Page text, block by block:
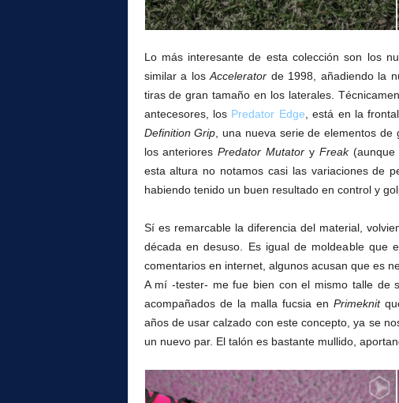
Lo más interesante de esta colección son los
similar a losAccelerator de 1998, añadiendo la
tiras de gran tamaño en los laterales.
antecesores, los Predator Edge , está en la
Definition Grip , una nueva serie de elementos
los anterioresPredator Mutator yFreak(aunque
esta altura no notamos casi las variaciones de
habiendo tenido un buen resultado en control y
Sí es remarcable la diferencia del material,
década en desuso. Es igual de moldeable que
comentarios en internet, algunos acusan que es
A mí -tester- me fue bien con el mismo talle de
acompañados de la malla fucsia en Primeknit
años de usar calzado con este concepto, ya se
un nuevo par. El talón es bastante mullido,